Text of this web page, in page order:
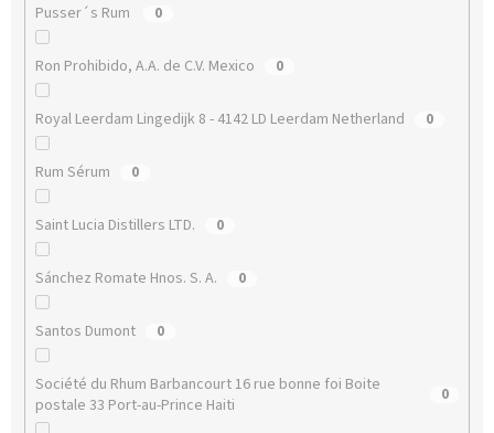
Pusser´s Rum 0
Ron Prohibido, A.A. de C.V. Mexico 0
Royal Leerdam Lingedijk 8 - 4142 LD Leerdam Netherland 0
Rum Sérum 0
Saint Lucia Distillers LTD. 0
Sánchez Romate Hnos. S. A. 0
Santos Dumont 0
Société du Rhum Barbancourt 16 rue bonne foi Boite
postale 33 Port-au-Prince Haiti
0